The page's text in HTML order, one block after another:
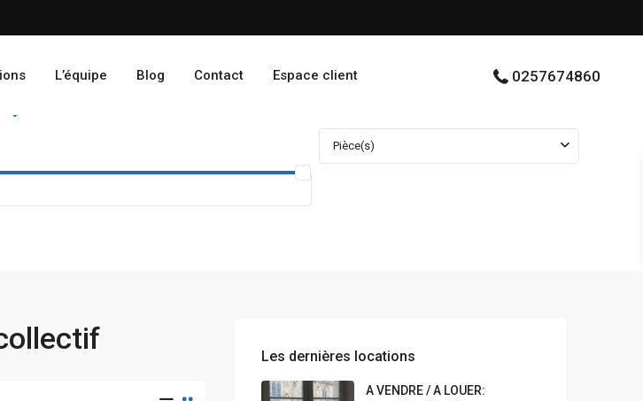
L’équipe Blog Contact Espace client 0257674860
Pièce(s)
Les dernières locations
A VENDRE / A LOUER: